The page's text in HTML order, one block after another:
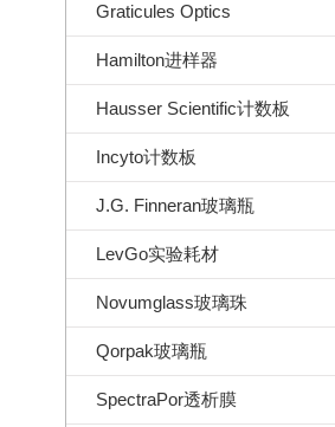
Graticules Optics
Hamilton进样器
Hausser Scientific计数板
Incyto计数板
J.G. Finneran玻璃瓶
LevGo实验耗材
Novumglass玻璃珠
Qorpak玻璃瓶
SpectraPor透析膜